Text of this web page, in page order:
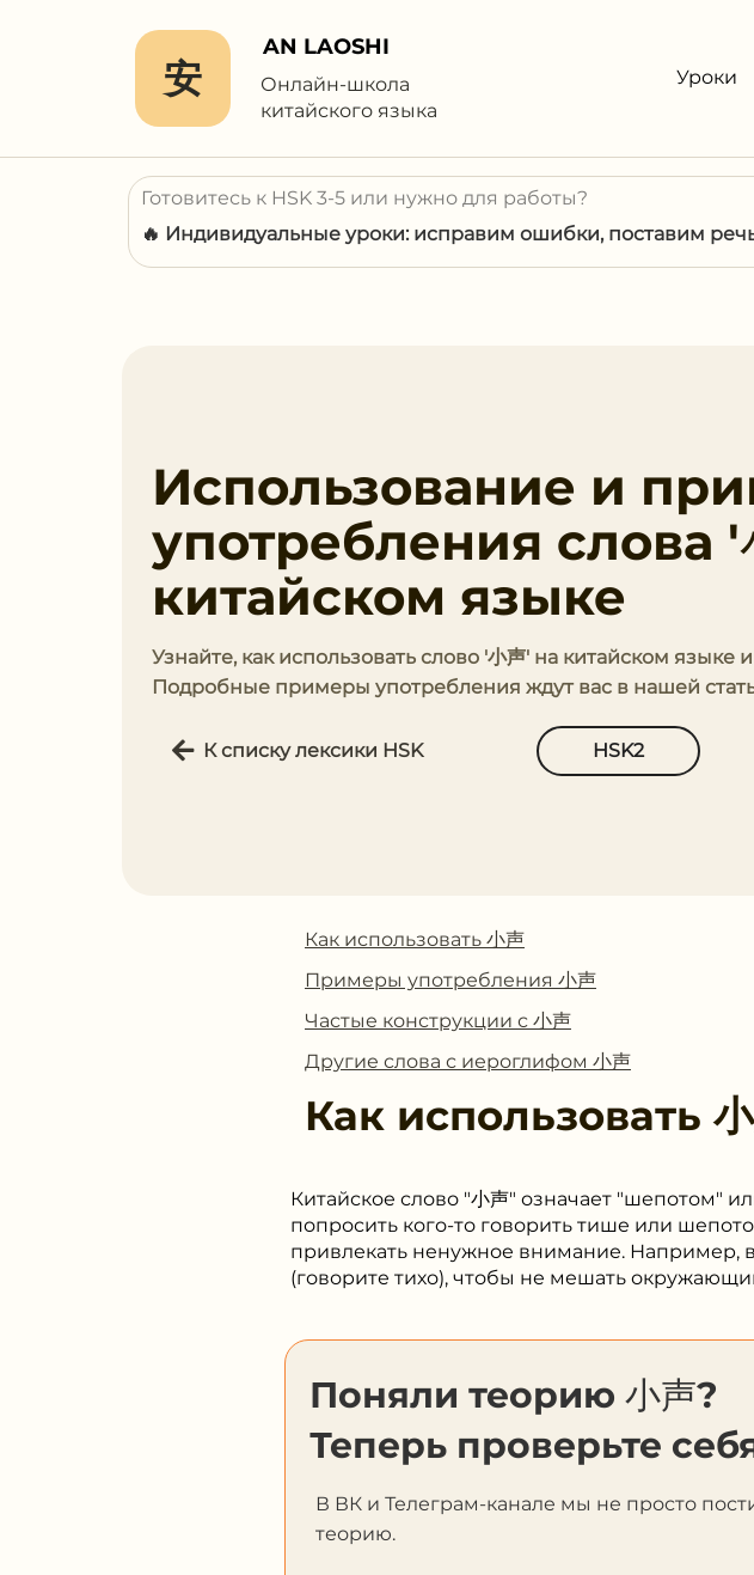
安
AN LAOSHI
Онлайн-школа
китайского языка
Уроки
Готовитесь к HSK 3-5 или нужно для работы?
🔥 Индивидуальные уроки: исправим ошибки, поставим
Использование и
употребления слова '
китайском языке
Узнайте, как использовать слово '小声' на китайском
Подробные примеры употребления ждут вас в нашей
К списку лексики HSK HSK2
Как использовать 小声
Примеры употребления 小声
Частые конструкции с 小声
Другие слова с иероглифом 小声
Как использовать
Китайское слово "小声" означает "шепотом"
попросить кого-то говорить тише или
привлекать ненужное внимание. Например,
(говорите тихо), чтобы не мешать
Поняли теорию 小声?
Теперь проверьте
В ВК и Телеграм-канале мы не просто
теорию.